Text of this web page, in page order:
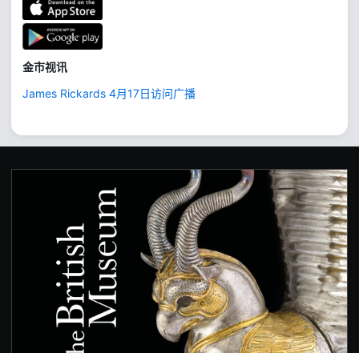
金市视讯
James Rickards 4月17日访问广播